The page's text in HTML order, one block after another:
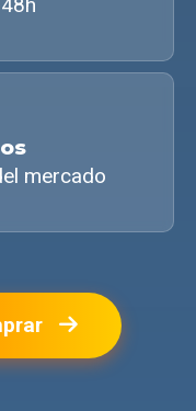
mercado